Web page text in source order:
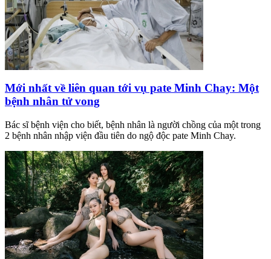
Mới nhất về liên quan tới vụ pate Minh Chay: Một
bệnh nhân tử vong
Bác sĩ bệnh viện cho biết, bệnh nhân là người chồng của một trong
2 bệnh nhân nhập viện đầu tiên do ngộ độc pate Minh Chay.